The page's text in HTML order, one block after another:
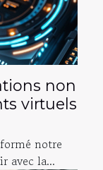
non
virtuels
notre
avec la...